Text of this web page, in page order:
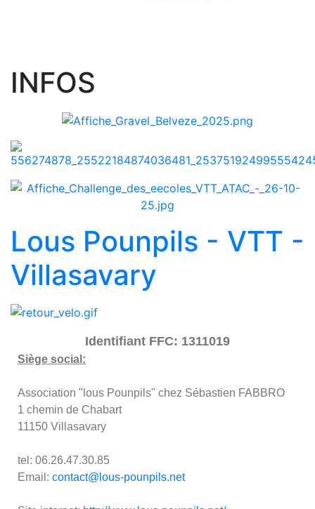
INFOS
Lous Pounpils - VTT -
Villasavary
Identifiant FFC: 1311019
Siège social:
Association "lous Pounpils" chez Sébastien FABBRO
1 chemin de Chabart
11150 Villasavary
tel: 06.26.47.30.85
Email: contact@lous-pounpils.net